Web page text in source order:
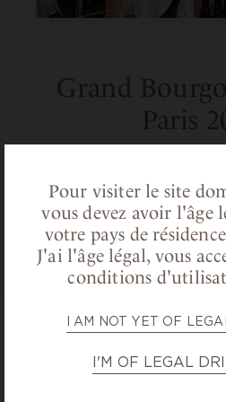
Pour visiter le site
vous devez avoir l'âge
votre pays de
J'ai l'âge légal, vous
conditions
I AM NOT YET OF
I'M OF LEGAL
Grand
Paris
Bourgogne Hôtelin Paris
2022, from 10 am to 18
for a tasting of
BACK TO